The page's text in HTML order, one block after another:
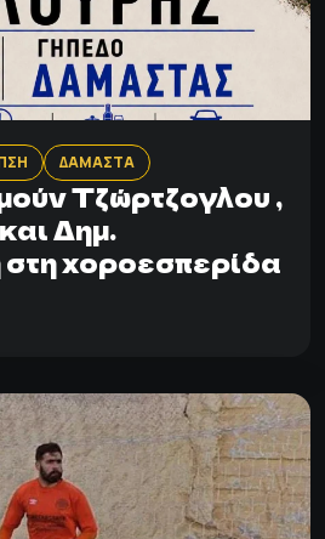
ΔΑΜΑΣΤΑ
Τζώρτζογλου ,
Δημ.
χοροεσπερίδα